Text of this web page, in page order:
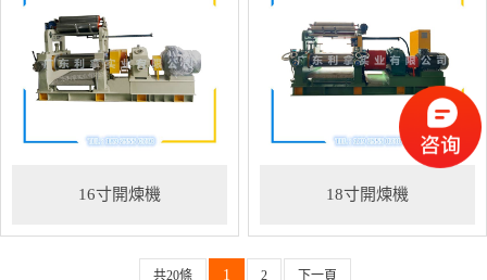
16寸開煉機 18寸開煉機
共20條 1 2 下一頁